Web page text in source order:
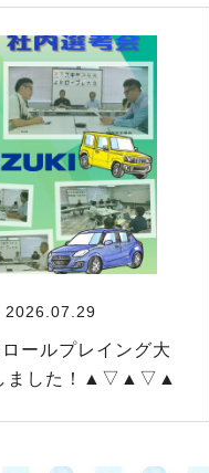
2026.07.29
ルプレイング大
しました！▲▽▲▽▲